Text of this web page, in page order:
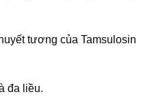
tương của Tamsulosin
đa liều.